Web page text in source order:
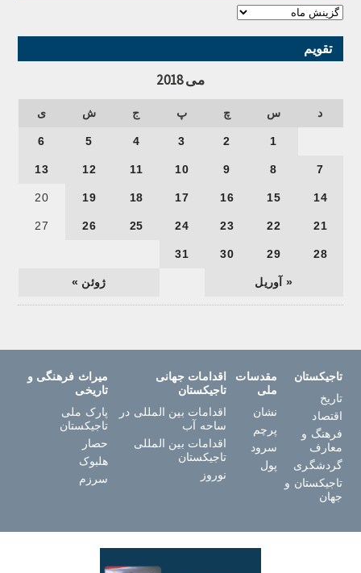
تقویم
می 2018
د س چ پ ج ش ی
« آوریل ژوئن »
1
2
3
4
5
6
7
8
9
10
11
12
13
14
15
16
17
18
19
20
21
22
23
24
25
26
27
28
29
30
31
تاجیکستان
تاریخ
اقتصاد
فرهنگ و
معارف
گردشگری
تاجیکستان و
جهان
مقدسات
ملی
نشان
پرچم
سرود
پول
اقدامات جهانی
تاجیکستان
اقدامات بین المللی در
ساحه آب
اقدامات بین المللی
تاجیکستان
نوروز
میراث فرهنگی و
تاریخی
پارک ملی
تاجیکستان
حصار
هلبوک
سرزم